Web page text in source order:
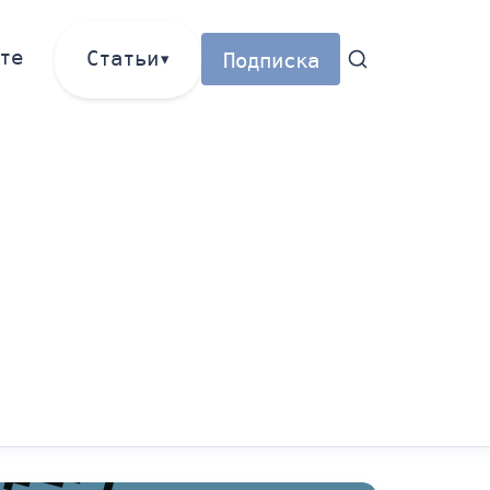
Статьи Подписка